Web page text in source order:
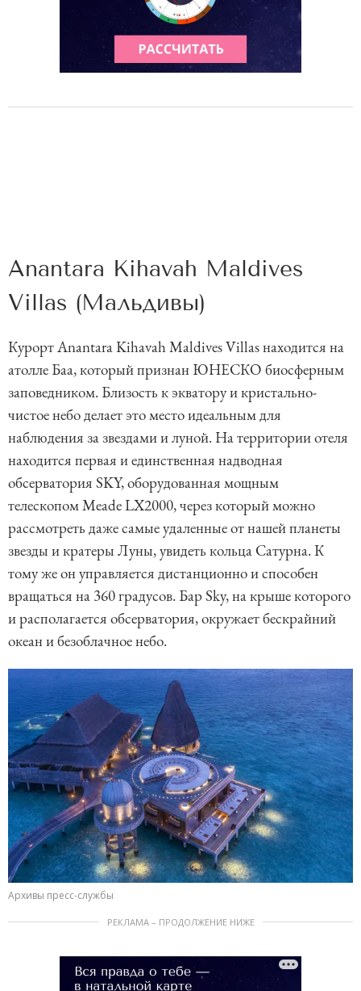
Anantara Kihavah Maldives
Villas (Мальдивы)
Курорт Anantara Kihavah Maldives Villas находится на
атолле Баа, который признан ЮНЕСКО биосферным
заповедником. Близость к экватору и кристально-
чистое небо делает это место идеальным для
наблюдения за звездами и луной. На территории отеля
находится первая и единственная надводная
обсерватория SKY, оборудованная мощным
телескопом Meade LX2000, через который можно
рассмотреть даже самые удаленные от нашей планеты
звезды и кратеры Луны, увидеть кольца Сатурна. К
тому же он управляется дистанционно и способен
вращаться на 360 градусов. Бар Sky, на крыше которого
и располагается обсерватория, окружает бескрайний
океан и безоблачное небо.
Архивы пресс-службы
РЕКЛАМА – ПРОДОЛЖЕНИЕ НИЖЕ